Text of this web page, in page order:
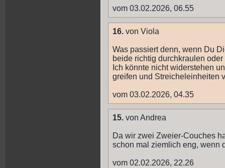
vom 03.02.2026, 06.55
16. von Viola
Was passiert denn, wenn Du
beide richtig durchkraulen
Ich könnte nicht widerstehen
greifen und Streicheleinheiten
vom 03.02.2026, 04.35
15. von Andrea
Da wir zwei Zweier-Couches
schon mal ziemlich eng, wenn
vom 02.02.2026, 22.26